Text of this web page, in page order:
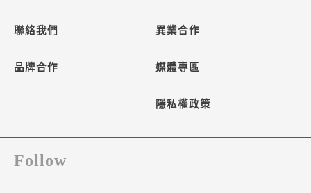
聯絡我們
品牌合作
異業合作
媒體專區
隱私權政策
Follow